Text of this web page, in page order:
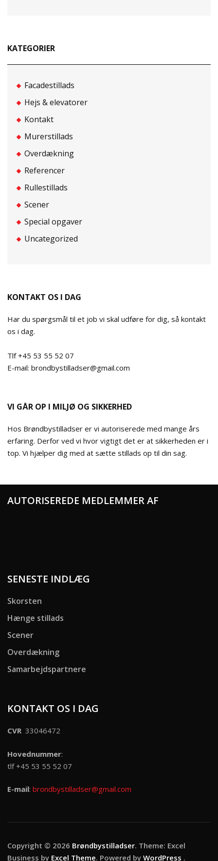
KATEGORIER
Facadestillads
Hejs & elevatorer
Kontakt
Murerstillads
Overdækning
Referencer
Rullestillads
Scener
Special opgaver
Uncategorized
KONTAKT OS I DAG
Har du spørgsmål til et job vi skal udføre for dig, så kontakt
os i dag.
Tlf +45 53 55 52 07
E-mail: brondbystilladser@gmail.com
VI GÅR OP I MILJØ OG SIKKERHED
Hos Brøndbystilladser er vi autoriserede med mange års
erfaring. Derfor ved vi hvor vigtigt det er at sikkerheden er i
top. Vi hjælper dig med at sætte stillads op til din sag.
AUTORISEREDE MEDLEMMER AF
SENESTE INDLÆG
Skorsten
Hænge stillads
Scener
Overdækning
Samarbejdspartnere
KONTAKT OS I DAG
CVR 33046472
Hovednummer:
tlf +45 53 55 52 07
E-mail: brondbystilladser@gmail.com
Copyright © 2026 Brøndbystilladser. Theme: Excel
Business by Excel Theme. Powered by WordPress .